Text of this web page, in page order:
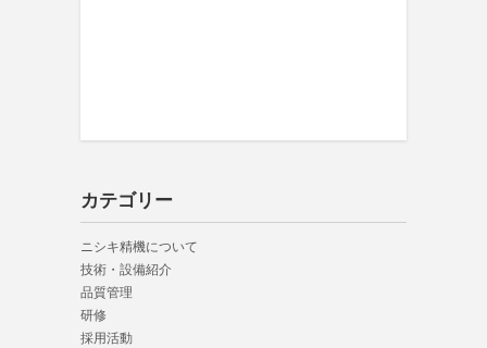
カテゴリー
ニシキ精機について
技術・設備紹介
品質管理
研修
採用活動